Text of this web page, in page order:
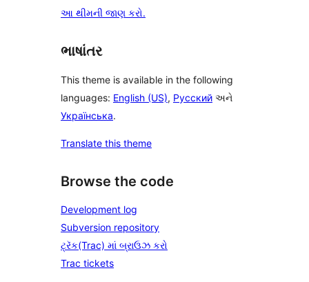
આ થીમની જાણ કરો.
ભાષાંતર
This theme is available in the following
languages: English (US), Русский અને
Українська.
Translate this theme
Browse the code
Development log
Subversion repository
ટ્રૅક(Trac) માં બ્રાઉઝ કરો
Trac tickets